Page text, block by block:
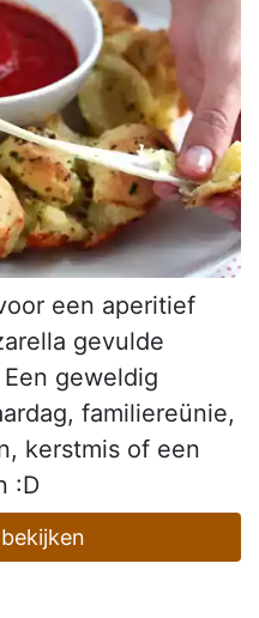
een aperitief
gevulde
geweldig
familiereünie,
kerstmis of een
:D